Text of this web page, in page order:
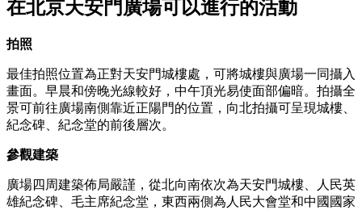
在北京天安門廣場可以進行的活動
拍照
最佳拍照位置為正對天安門城樓處，可將城樓與廣場一同攝入
畫面。早晨和傍晚光線較好，中午頂光易使面部偏暗。拍攝全
景可前往廣場南側靠近正陽門的位置，向北拍攝可呈現城樓、
紀念碑、紀念堂的前後層次。
參觀建築
廣場四周建築佈局嚴謹，從北向南依次為天安門城樓、人民英
雄紀念碑、毛主席紀念堂，東西兩側為人民大會堂和中國國家